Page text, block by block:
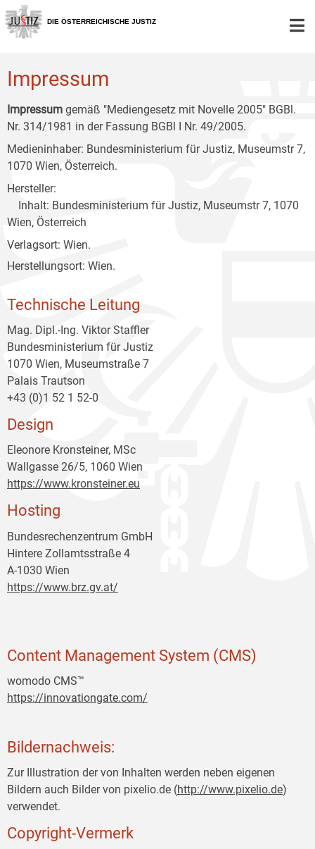
Zur
Hauptnavigation
[1]
Zum
Inhalt
[2]
Zum
Untermenü
[3]
DIE ÖSTERREICHISCHE JUSTIZ
Impressum
Impressum gemäß "Mediengesetz mit Novelle 2005" BGBl.
Nr. 314/1981 in der Fassung BGBl I Nr. 49/2005.
Medieninhaber: Bundesministerium für Justiz, Museumstr 7,
1070 Wien, Österreich.
Hersteller:
Inhalt: Bundesministerium für Justiz, Museumstr 7, 1070
Wien, Österreich
Verlagsort: Wien.
Herstellungsort: Wien.
Technische Leitung
Mag. Dipl.-Ing. Viktor Staffler
Bundesministerium für Justiz
1070 Wien, Museumstraße 7
Palais Trautson
+43 (0)1 52 1 52-0
Design
Eleonore Kronsteiner, MSc
Wallgasse 26/5, 1060 Wien
https://www.kronsteiner.eu
Hosting
Bundesrechenzentrum GmbH
Hintere Zollamtsstraße 4
A-1030 Wien
https://www.brz.gv.at/
Content Management System (CMS)
womodo CMS™
https://innovationgate.com/
Bildernachweis:
Zur Illustration der von Inhalten werden neben eigenen
Bildern auch Bilder von pixelio.de (http://www.pixelio.de)
verwendet.
Copyright-Vermerk